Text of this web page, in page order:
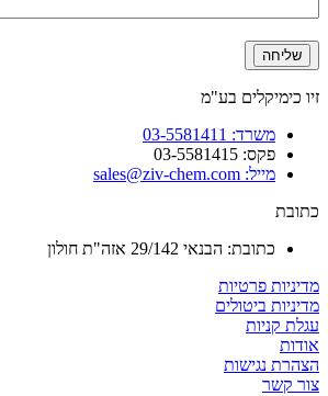
זיו כימיקלים בע"מ
משרד: 03-5581411
פקס: 03-5581415
מייל: sales@ziv-chem.com
כתובת
כתובת: הבנאי 29/142 אזה"ת חולון
מדיניות פרטיות
מדיניות ביטולים
עגלת קניות
אודות
הצהרת נגישות
צור קשר